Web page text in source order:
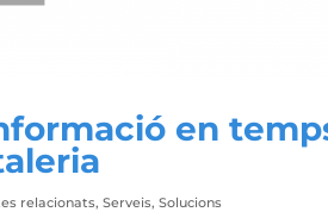
en
relacionats,Serveis,Solucions